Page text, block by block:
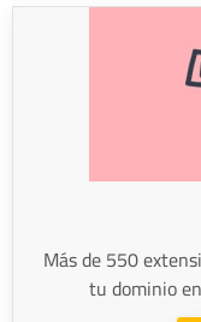
Más de 550
tu dominio